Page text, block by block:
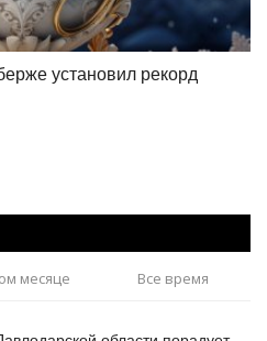
установил рекорд
месяце Все время